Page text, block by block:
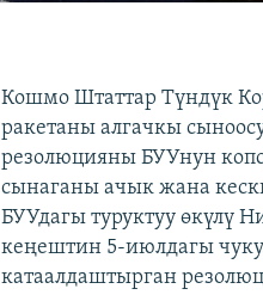
Кошмо Штаттар Түндүк
ракетаны алгачкы
резолюцияны БУУнун
сынаганы ачык жана
БУУдагы туруктуу өкүлү
кеңештин 5-июлдагы
катаалдаштырган